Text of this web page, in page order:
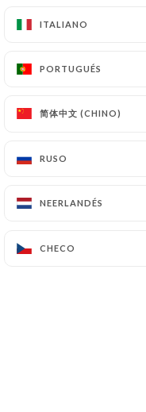
ITALIANO
PORTUGUÉS
简体中文 (CHINO)
RUSO
NEERLANDÉS
CHECO
ITALIANO
PORTUGUÉS
简体中文 (CHINO)
RUSO
NEERLANDÉS
CHECO